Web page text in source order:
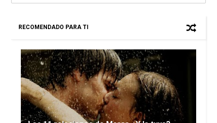
RECOMENDADO PARA TI